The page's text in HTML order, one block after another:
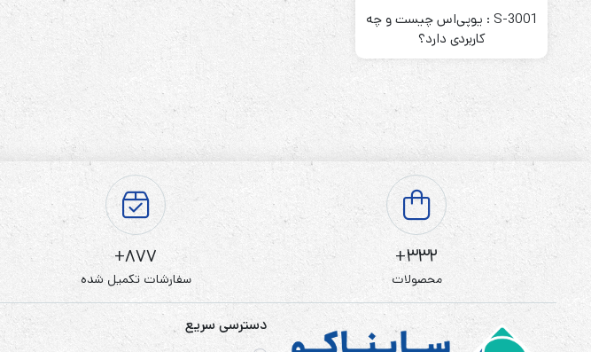
سلاموند
موریسل
کینگ بت
یونیتکس پاور
STB
Prince
سروو موتوری
ZTY
S-3001 : یوپی‌اس چیست و چه
کاربردی دارد؟
332+
محصولات
877+
سفارشات تکمیل شده
دسترسی سریع